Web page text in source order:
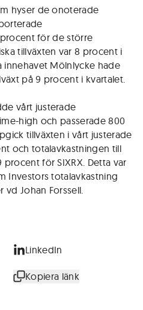
hyser de onoterade
för de större
tillväxten var 8 procent i
innehavet Mölnlycke hade
på 9 procent i kvartalet.
vårt justerade
high och passerade 800
tillväxten i vårt justerade
och totalavkastningen till
för SIXRX. Detta var
Investors totalavkastning
vd Johan Forssell.
LinkedIn
Kopiera länk